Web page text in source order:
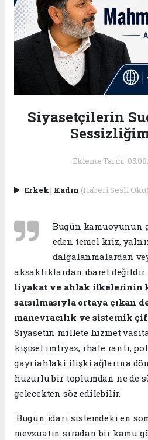
Siyasetçilerin
Ekleme Tarihi:
Erkek| Kadın (Haberi Sesli Oku)
Bugün kamuoyunun
eden temel kriz,
dalgalanmalardan
aksaklıklardan ibaret değildir.
liyakat ve ahlak ilkelerinin
sarsılmasıyla ortaya çıkan
manevracılık ve sistemik
Siyasetin millete hizmet
kişisel imtiyaz, ihale rantı,
gayriahlaki ilişki ağlarına
huzurlu bir toplumdan ne de
gelecekten söz edilebilir.
​Bugün idari sistemdeki en
mevzuatın sıradan bir kamu